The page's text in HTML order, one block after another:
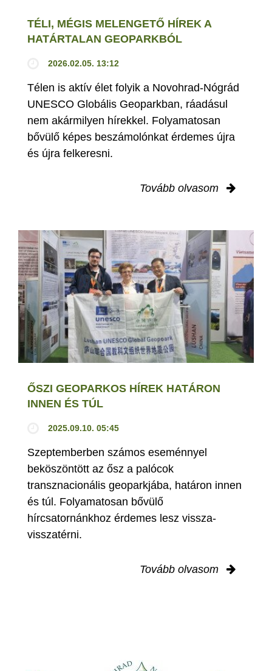
TÉLI, MÉGIS MELENGETŐ HÍREK A
HATÁRTALAN GEOPARKBÓL
2026.02.05. 13:12
Télen is aktív élet folyik a Novohrad-Nógrád
UNESCO Globális Geoparkban, ráadásul
nem akármilyen hírekkel. Folyamatosan
bővülő képes beszámolónkat érdemes újra
és újra felkeresni.
Tovább olvasom
ŐSZI GEOPARKOS HÍREK HATÁRON
INNEN ÉS TÚL
2025.09.10. 05:45
Szeptemberben számos eseménnyel
beköszöntött az ősz a palócok
transznacionális geoparkjába, határon innen
és túl. Folyamatosan bővülő
hírcsatornánkhoz érdemes lesz vissza-
visszatérni.
Tovább olvasom